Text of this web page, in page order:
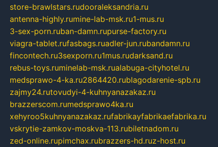
store-brawlstars.rudooraleksandria.ru
antenna-highly.rumine-lab-msk.ru1-mus.ru
3-sex-porn.ruban-damn.rupurse-factory.ru
viagra-tablet.rufasbags.ruadler-jun.rubandamn.ru
fincontech.ru3sexporn.ru1mus.rudarksand.ru
rebus-toys.ruminelab-msk.rualabuga-cityhotel.ru
medsprawo-4-ka.ru2864420.rublagodarenie-spb.ru
zajmy24.rutovudyi-4-kuhnyanazakaz.ru
brazzerscom.rumedsprawo4ka.ru
xehyroo5kuhnyanazakaz.rufabrikayfabrikaefabrika.ru
vskrytie-zamkov-moskva-113.rubiletnadom.ru
zed-online.rupimchax.rubrazzers-hd.ruz-host.ru